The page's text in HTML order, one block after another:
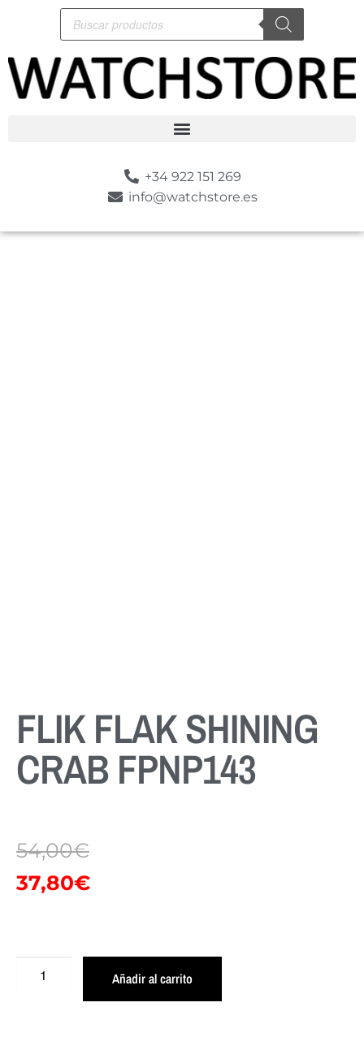
+34 922 151 269
info@watchstore.es
FLIK FLAK SHINING
CRAB FPNP143
54,00€
37,80€
Añadir al carrito